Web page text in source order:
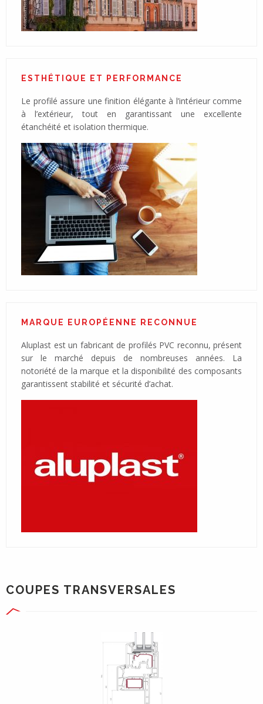
ESTHÉTIQUE ET PERFORMANCE
Le profilé assure une finition élégante à l’intérieur comme
à l’extérieur, tout en garantissant une excellente
étanchéité et isolation thermique.
MARQUE EUROPÉENNE RECONNUE
Aluplast est un fabricant de profilés PVC reconnu, présent
sur le marché depuis de nombreuses années. La
notoriété de la marque et la disponibilité des composants
garantissent stabilité et sécurité d’achat.
COUPES TRANSVERSALES